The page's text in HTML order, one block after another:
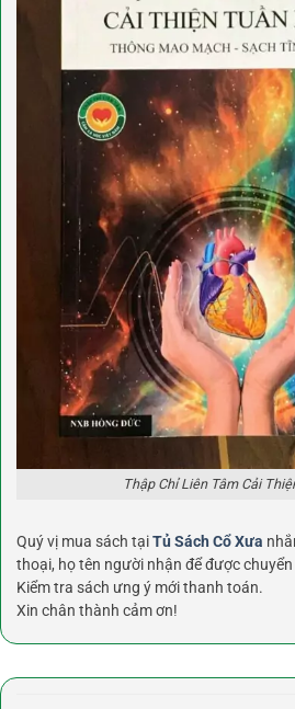
Thập Chỉ Liên Tâm Cải
Quý vị mua sách tạiTủ Sách Cổ Xưa
thoại, họ tên người nhận để được
Kiểm tra sách ưng ý mới thanh toán.
Xin chân thành cảm ơn!